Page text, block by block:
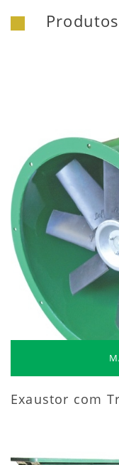
Produtos
Exaustor com